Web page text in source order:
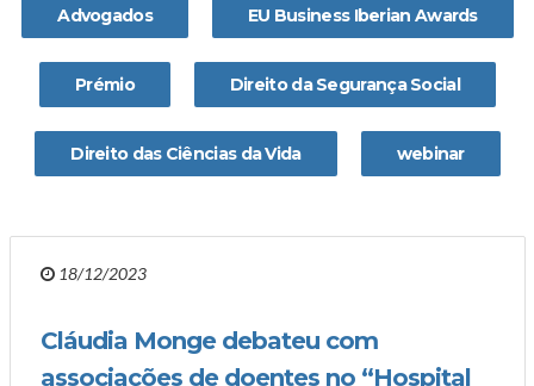
Advogados EU Business Iberian Awards
Prémio Direito da Segurança Social
Direito das Ciências da Vida webinar
18/12/2023
Cláudia Monge debateu com
associações de doentes no “Hospital